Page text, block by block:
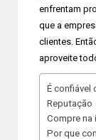
enfrentam
que a
clientes.
aproveite
É confiável
Reputação
Compre na
Por que